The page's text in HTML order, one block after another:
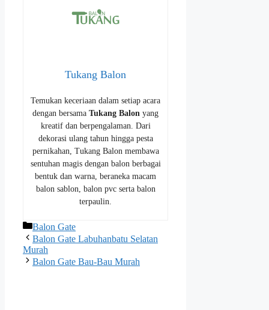
Tukang Balon
Temukan keceriaan dalam setiap acara
dengan bersamaTukang Balon yang
kreatif dan berpengalaman. Dari
dekorasi ulang tahun hingga pesta
pernikahan, Tukang Balon membawa
sentuhan magis dengan balon berbagai
bentuk dan warna, beraneka macam
balon sablon, balon pvc serta balon
terpaulin.
Kategori
Balon Gate
Balon Gate Labuhanbatu Selatan
Murah
Balon Gate Bau-Bau Murah